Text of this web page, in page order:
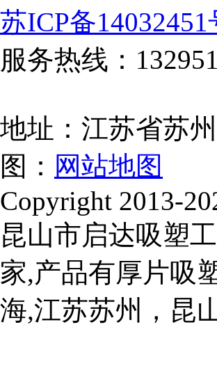
苏ICP备14032451
服务热线：
地址：江苏省苏
图： 网站地图
Copyright 2013-
昆山市启达吸塑
家,产品有厚片吸
海,江苏苏州，昆